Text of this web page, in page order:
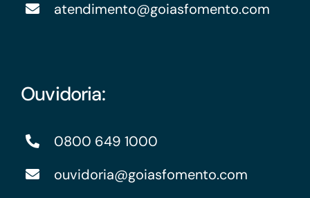
atendimento@goiasfomento.com
Ouvidoria:
0800 649 1000
ouvidoria@goiasfomento.com